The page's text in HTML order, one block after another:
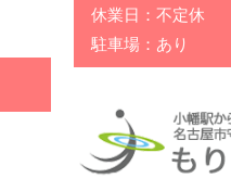
休業日：不定休
駐車場：あり